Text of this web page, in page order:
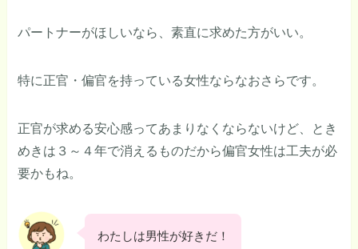
パートナーがほしいなら、素直に求めた方がいい。
特に正官・偏官を持っている女性ならなおさらです。
正官が求める安心感ってあまりなくならないけど、とき
めきは３～４年で消えるものだから偏官女性は工夫が必
要かもね。
わたしは男性が好きだ！